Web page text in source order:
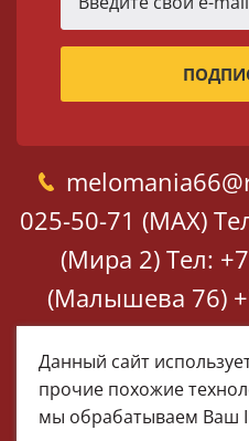
025-50-71 (MAX)
(Мира 2) Тел:
(Малышева 76)
Екатеринбург, ул.
Данный сайт
прочие похожие
мы обрабатываем Ваш